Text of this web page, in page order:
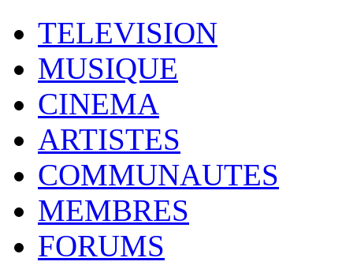
TELEVISION
MUSIQUE
CINEMA
ARTISTES
COMMUNAUTES
MEMBRES
FORUMS